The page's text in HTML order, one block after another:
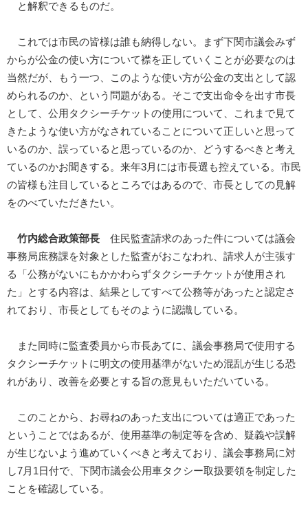
と解釈できるものだ。
これでは市民の皆様は誰も納得しない。まず下関市議会みず
からが公金の使い方について襟を正していくことが必要なのは
当然だが、もう一つ、このような使い方が公金の支出として認
められるのか、という問題がある。そこで支出命令を出す市長
として、公用タクシーチケットの使用について、これまで見て
きたような使い方がなされていることについて正しいと思って
いるのか、誤っていると思っているのか、どうするべきと考え
ているのかお聞きする。来年3月には市長選も控えている。市民
の皆様も注目しているところではあるので、市長としての見解
をのべていただきたい。
竹内総合政策部長 住民監査請求のあった件については議会
事務局庶務課を対象とした監査がおこなわれ、請求人が主張す
る「公務がないにもかかわらずタクシーチケットが使用され
た」とする内容は、結果としてすべて公務等があったと認定さ
れており、市長としてもそのように認識している。
また同時に監査委員から市長あてに、議会事務局で使用する
タクシーチケットに明文の使用基準がないため混乱が生じる恐
れがあり、改善を必要とする旨の意見もいただいている。
このことから、お尋ねのあった支出については適正であった
ということではあるが、使用基準の制定等を含め、疑義や誤解
が生じないよう進めていくべきと考えており、議会事務局に対
し7月1日付で、下関市議会公用車タクシー取扱要領を制定した
ことを確認している。